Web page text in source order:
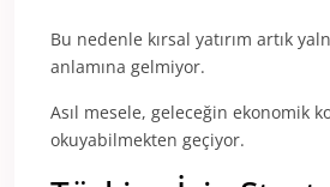
Bu nedenle kırsal yatırım artık
anlamına gelmiyor.
Asıl mesele, geleceğin ekonomik
okuyabilmekten geçiyor.